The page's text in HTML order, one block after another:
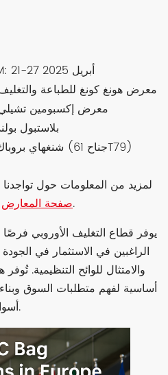
معرض هونغ كونغ للطباعة والتغليف: 27-30 أبريل
بلاستبول بولندا: 20-23
شنغهاي بروباك: 24-26 يونيو 2025 (جناح 61T79)
لمزيد من المعلومات حول تواجدنا
صفحة المعارضلاستكشاف مشاركتنا الدولية.
يوفر قطاع التغليف الأوروبي
والامتثال للوائح التنظيمية.
أساسية لفهم متطلبات السوق
أسواق التغليف الأوروبية المتنوعة.